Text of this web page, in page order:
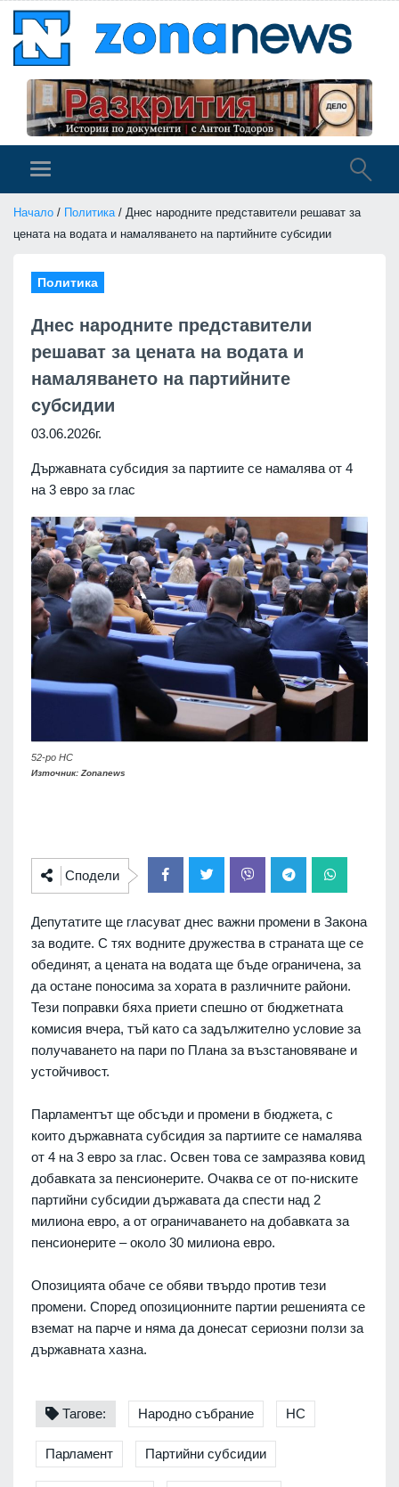
Начало / Политика/ Днес народните представители решават за
цената на водата и намаляването на партийните субсидии
Политика
Днес народните представители
решават за цената на водата и
намаляването на партийните
субсидии
03.06.2026г.
Държавната субсидия за партиите се намалява от 4
на 3 евро за глас
52-ро НС
Източник: Zonanews
Сподели
Депутатите ще гласуват днес важни промени в Закона
за водите. С тях водните дружества в страната ще се
обединят, а цената на водата ще бъде ограничена, за
да остане поносима за хората в различните райони.
Тези поправки бяха приети спешно от бюджетната
комисия вчера, тъй като са задължително условие за
получаването на пари по Плана за възстановяване и
устойчивост.
Парламентът ще обсъди и промени в бюджета, с
които държавната субсидия за партиите се намалява
от 4 на 3 евро за глас. Освен това се замразява ковид
добавката за пенсионерите. Очаква се от по-ниските
партийни субсидии държавата да спести над 2
милиона евро, а от ограничаването на добавката за
пенсионерите – около 30 милиона евро.
Опозицията обаче се обяви твърдо против тези
промени. Според опозиционните партии решенията се
вземат на парче и няма да донесат сериозни ползи за
държавната хазна.
Тагове: Народно събрание НС
Парламент Партийни субсидии